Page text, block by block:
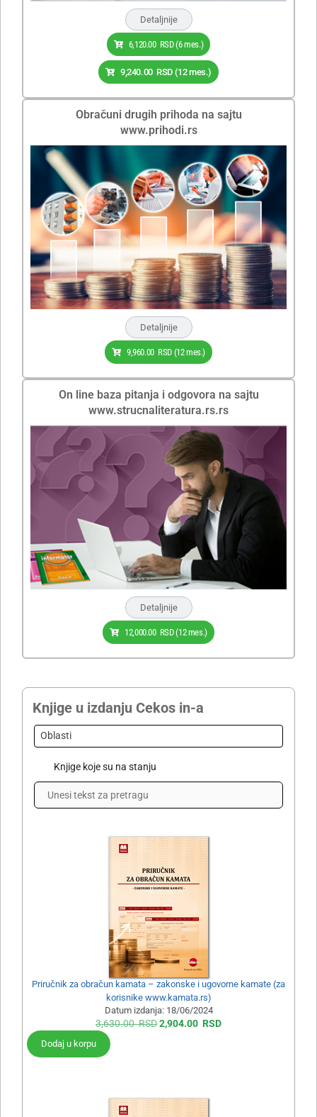
Detaljnije
6,120.00 RSD(6 mes.)
9,240.00 RSD(12 mes.)
Obračuni drugih prihoda na sajtu
www.prihodi.rs
Detaljnije
9,960.00 RSD(12 mes.)
On line baza pitanja i odgovora na sajtu
www.strucnaliteratura.rs.rs
Detaljnije
12,000.00 RSD(12 mes.)
Knjige u izdanju Cekos in-a
Oblasti
Knjige koje su na stanju
Priručnik za obračun kamata – zakonske i ugovorne kamate (za
korisnike www.kamata.rs)
Datum izdanja: 18/06/2024
3,630.00RSD2,904.00 RSD
Dodaj u korpu